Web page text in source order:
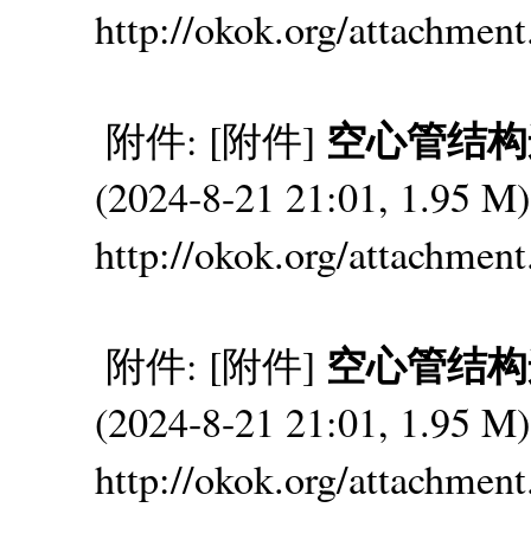
http://okok.org/
附件: [附件] 空心管结
(2024-8-21 21:01, 1.95
http://okok.org/
附件: [附件] 空心管结
(2024-8-21 21:01, 1.95
http://okok.org/